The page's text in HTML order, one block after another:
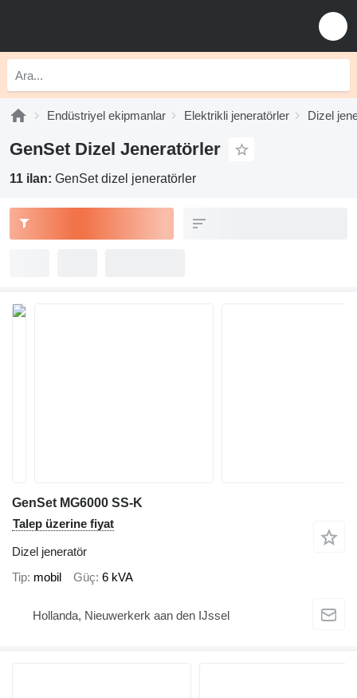
Endüstriyel ekipmanlar Elektrikli jeneratörler Dizel
GenSet Dizel Jeneratörler
11 ilan: GenSet dizel jeneratörler
GenSet MG6000 SS-K
Talep üzerine fiyat
Dizel jeneratör
Tip mobil Güç 6 kVA
Hollanda, Nieuwerkerk aan den IJssel